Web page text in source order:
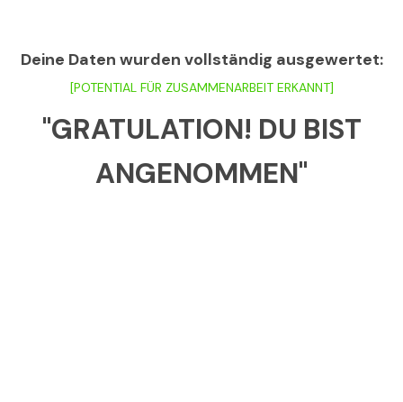
Deine Daten wurden vollständig ausgewertet:
[POTENTIAL FÜR ZUSAMMENARBEIT ERKANNT]
"GRATULATION! DU BIST
ANGENOMMEN"